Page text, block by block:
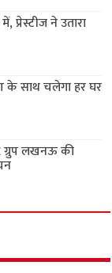
ने उतारा
के साथ चलेगा हर घर
ग्रुप लखनऊ की